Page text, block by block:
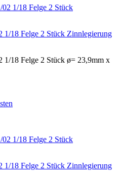
1/18 Felge 2 Stück Zinnlegierung
1/18 Felge 2 Stück ø= 23,9mm x
1/18 Felge 2 Stück Zinnlegierung